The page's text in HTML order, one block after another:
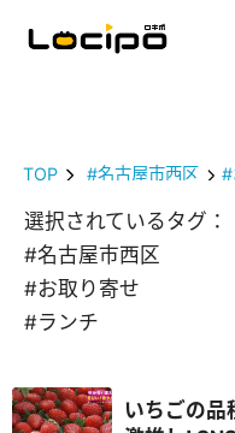
TOP #名古屋市西区 #
選択されているタグ：
#名古屋市西区
#お取り寄せ
#ランチ
いちごの品